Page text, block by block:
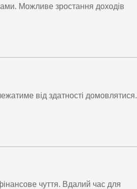
Можливе зростання доходів
від здатності домовлятися.
чуття. Вдалий час для